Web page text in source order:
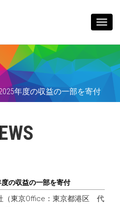
年度の収益の一部を寄付
の収益の一部を寄付
（東京Office：東京都港区 代